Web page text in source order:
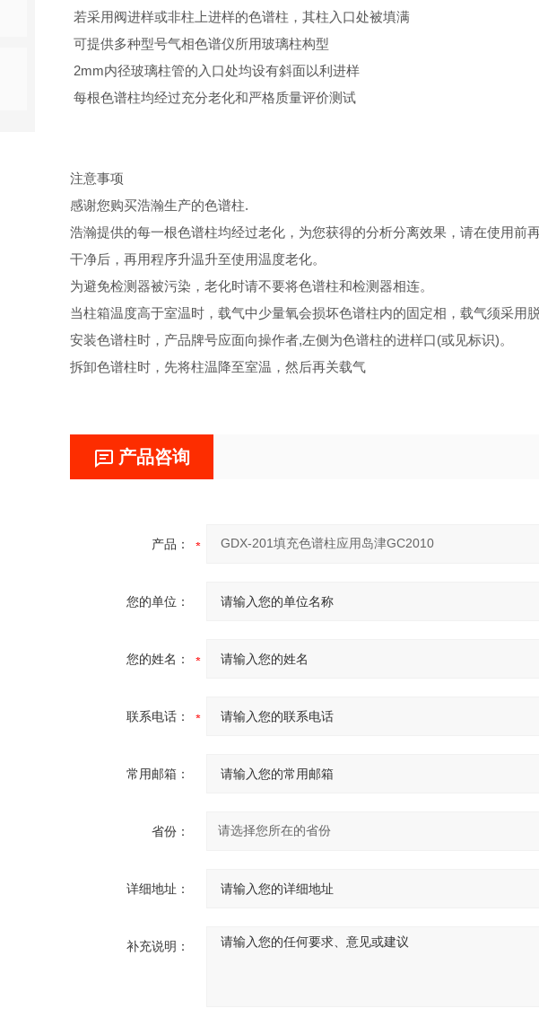
若采用阀进样或非柱上进样的色谱柱，其柱入口处被填满
可提供多种型号气相色谱仪所用玻璃柱构型
2mm内径玻璃柱管的入口处均设有斜面以利进样
每根色谱柱均经过充分老化和严格质量评价测试
注意事项
感谢您购买浩瀚生产的色谱柱.
浩瀚提供的每一根色谱柱均经过老化，为您获得的分析分离效果，请在使用前
干净后，再用程序升温升至使用温度老化。
为避免检测器被污染，老化时请不要将色谱柱和检测器相连。
当柱箱温度高于室温时，载气中少量氧会损坏色谱柱内的固定相，载气须采用
安装色谱柱时，产品牌号应面向操作者,左侧为色谱柱的进样口(或见标识)。
拆卸色谱柱时，先将柱温降至室温，然后再关载气
产品咨询
产品：
您的单位：
您的姓名：
联系电话：
常用邮箱：
省份：
详细地址：
补充说明：